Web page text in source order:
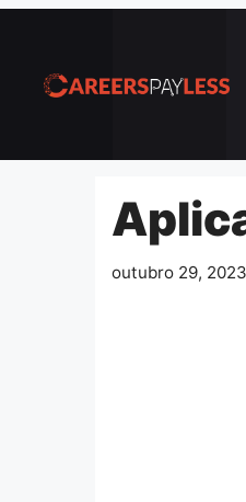
conteúdo
outubro 29, 2023